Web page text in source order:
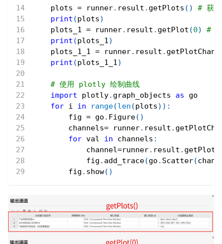
    plots
= runner. result . getPlots ( )
# 获取
print (plots)
    plots_1
= runner. result . getPlot (0)
#
print (plots_1)
    plots_1_1
= runner. result .
print (plots_1_1)
# 使用 plotly 绘制曲线
import plotly. graph_objects as go
for i in range(len (plots) ) :
        fig
= go . Figure( )
        channels
= runner. result .
for val in channels :
            channel
=runner. result .
            fig
. add_trace(go . Scatter(
        fig
. show( )